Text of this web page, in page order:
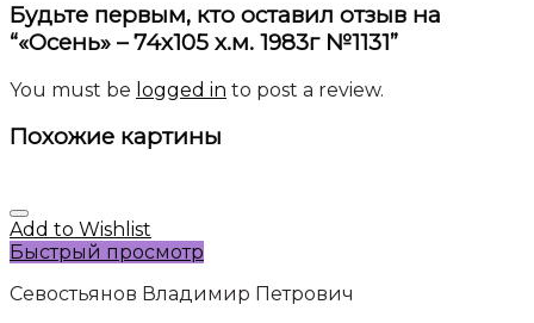
Будьте первым, кто оставил отзыв на
“«Осень» – 74х105 х.м. 1983г №1131”
You must be logged in to post a review.
Похожие картины
Add to Wishlist
Быстрый просмотр
Севостьянов Владимир Петрович